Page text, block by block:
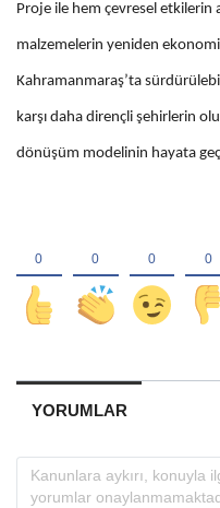
Proje ile hem çevresel etkilerin
malzemelerin yeniden
Kahramanmaraş’ta
karşı daha dirençli şehirlerin
dönüşüm modelinin hayata
YORUMLAR